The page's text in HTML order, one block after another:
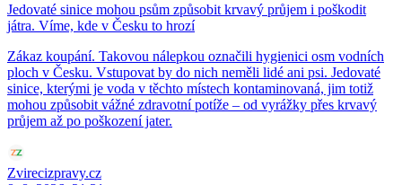
Jedovaté sinice mohou psům způsobit krvavý průjem i poškodit
játra. Víme, kde v Česku to hrozí
Zákaz koupání. Takovou nálepkou označili hygienici osm vodních
ploch v Česku. Vstupovat by do nich neměli lidé ani psi. Jedovaté
sinice, kterými je voda v těchto místech kontaminovaná, jim totiž
mohou způsobit vážné zdravotní potíže – od vyrážky přes krvavý
průjem až po poškození jater.
Zvirecizpravy.cz